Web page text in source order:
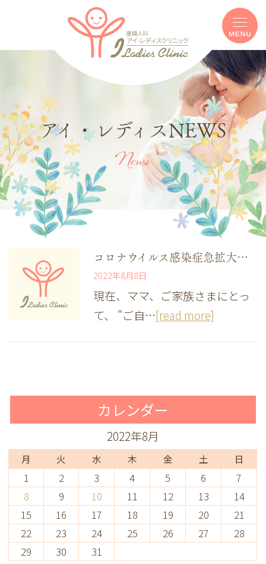
アイ・レディスNEWS
News
コロナウイルス感染症急拡大についての当院の方針
2022年8月8日
現在、ママ、ご家族さまにとっ
て、 "ご自…[read more]
カレンダー
2022年8月
月 火 水 木 金 土 日
1 2 3 4 5 6
7
8
9 10 11 12 13
14
15
16 17 18 19 20
21
22
23 24 25 26 27
28
29
30 31